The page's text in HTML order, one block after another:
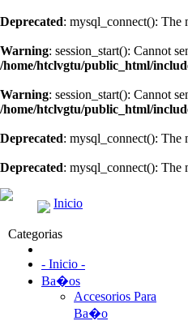
Deprecated: mysql_connect(): The
Warning: session_start(): Cannot
/home/htclvgtu/public_html/
Warning: session_start(): Cannot
/home/htclvgtu/public_html/
Deprecated: mysql_connect(): The
Deprecated: mysql_connect(): The
Inicio
Categorias
- Inicio -
Ba�os
Accesorios Para
Ba�o